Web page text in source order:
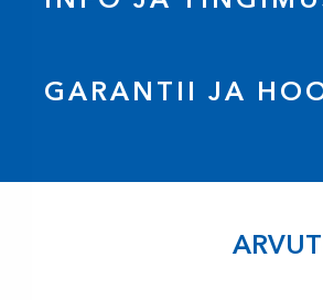
GARANTII JA